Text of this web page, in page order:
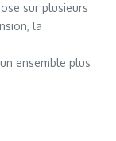
sur plusieurs
la
ensemble plus